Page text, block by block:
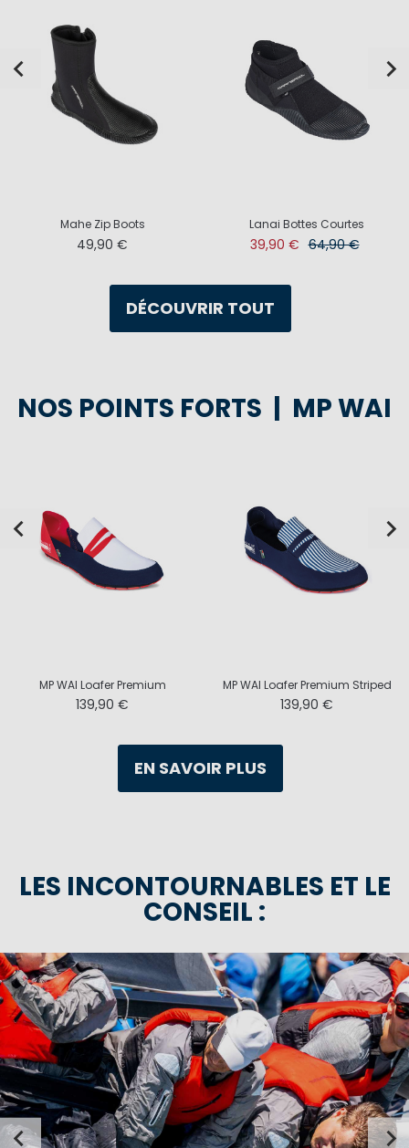
Mahe Zip Boots
49,90 €
Lanai Bottes Courtes
39,90 € 64,90 €
DÉCOUVRIR TOUT
NOS POINTS FORTS | MP WAI
MP WAI Loafer Premium
139,90 €
MP WAI Loafer Premium Striped
139,90 €
EN SAVOIR PLUS
LES INCONTOURNABLES ET LE
CONSEIL :